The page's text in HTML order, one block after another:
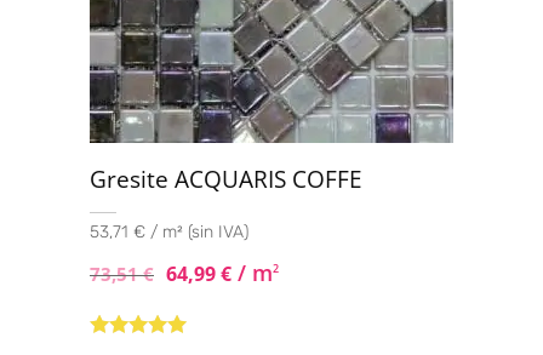
Gresite ACQUARIS COFFE
53,71 € / m² (sin IVA)
73,51€ 64,99€ / m2